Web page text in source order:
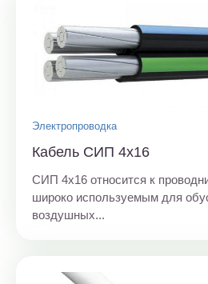
Электропроводка
Кабель СИП 4х16
СИП 4х16 относится к
широко используемым для
воздушных...